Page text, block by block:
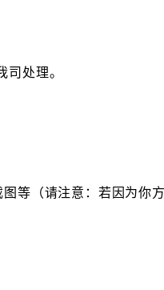
处理。
等（请注意：若因为你